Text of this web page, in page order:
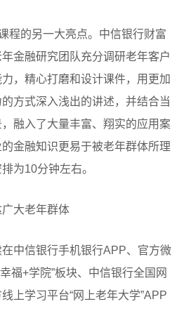
程的另一大亮点。中信银行财富
金融研究团队充分调研老年客户
，精心打磨和设计课件，用更加
方式深入浅出的讲述，并结合当
融入了大量丰富、翔实的应用案
金融知识更易于被老年群体所理
为10分钟左右。
大老年群体‌
中信银行手机银行APP、官方微
福+学院”板块、中信银行全国网
上学习平台“网上老年大学”APP